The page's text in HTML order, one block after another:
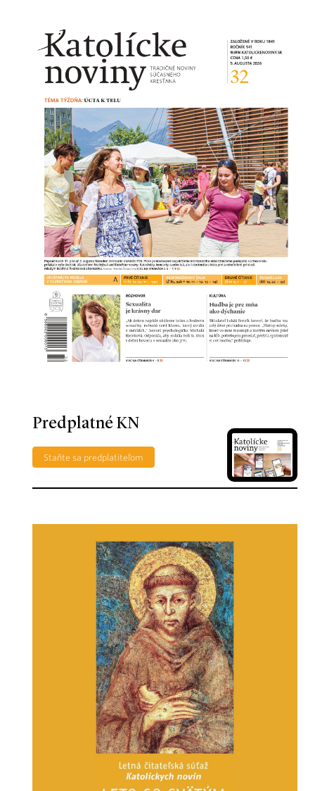
Predplatné KN
Staňte sa predplatiteľom